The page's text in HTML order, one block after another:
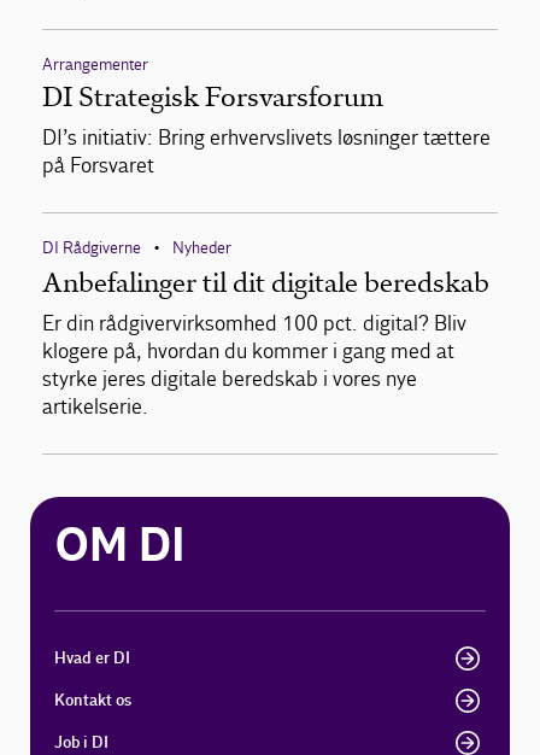
Arrangementer
DI Strategisk Forsvarsforum
DI’s initiativ: Bring erhvervslivets løsninger tættere
på Forsvaret
DI Rådgiverne • Nyheder
Anbefalinger til dit digitale beredskab
Er din rådgivervirksomhed 100 pct. digital? Bliv
klogere på, hvordan du kommer i gang med at
styrke jeres digitale beredskab i vores nye
artikelserie.
OM DI
Hvad er DI
Kontakt os
Job i DI